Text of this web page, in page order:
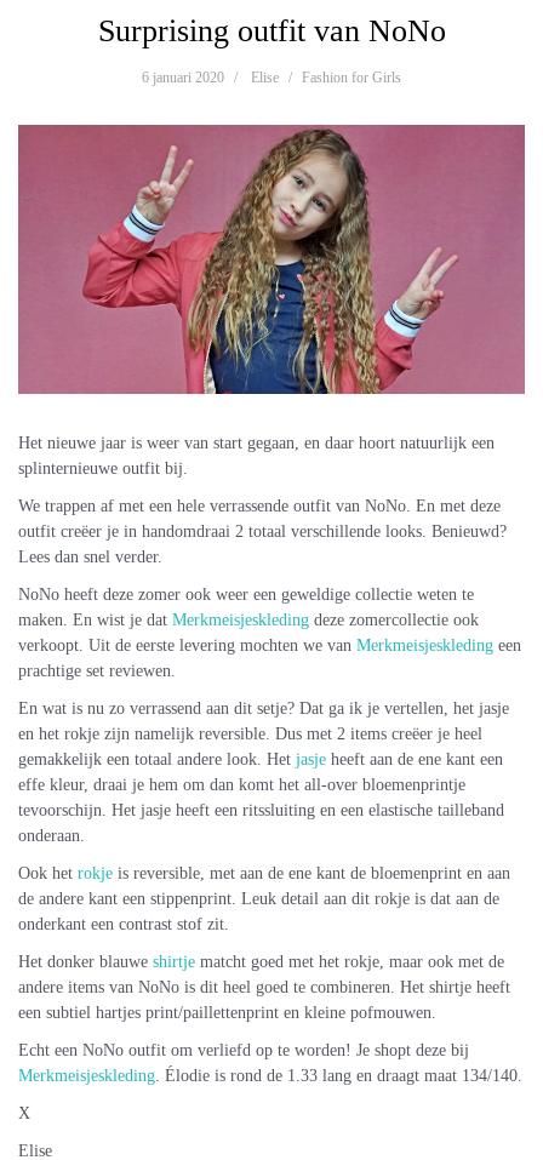
Surprising outfit van NoNo
6 januari 2020 Elise Fashion for Girls
Het nieuwe jaar is weer van start gegaan, en daar hoort natuurlijk een
splinternieuwe outfit bij.
We trappen af met een hele verrassende outfit van NoNo. En met deze
outfit creëer je in handomdraai 2 totaal verschillende looks. Benieuwd?
Lees dan snel verder.
NoNo heeft deze zomer ook weer een geweldige collectie weten te
maken. En wist je dat Merkmeisjeskleding deze zomercollectie ook
verkoopt. Uit de eerste levering mochten we van Merkmeisjeskleding een
prachtige set reviewen.
En wat is nu zo verrassend aan dit setje? Dat ga ik je vertellen, het jasje
en het rokje zijn namelijk reversible. Dus met 2 items creëer je heel
gemakkelijk een totaal andere look. Het jasje heeft aan de ene kant een
effe kleur, draai je hem om dan komt het all-over bloemenprintje
tevoorschijn. Het jasje heeft een ritssluiting en een elastische tailleband
onderaan.
Ook het rokje is reversible, met aan de ene kant de bloemenprint en aan
de andere kant een stippenprint. Leuk detail aan dit rokje is dat aan de
onderkant een contrast stof zit.
Het donker blauwe shirtje matcht goed met het rokje, maar ook met de
andere items van NoNo is dit heel goed te combineren. Het shirtje heeft
een subtiel hartjes print/paillettenprint en kleine pofmouwen.
Echt een NoNo outfit om verliefd op te worden! Je shopt deze bij
Merkmeisjeskleding . Élodie is rond de 1.33 lang en draagt maat 134/140.
X
Elise